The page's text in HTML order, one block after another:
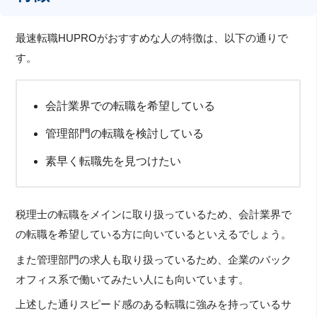
最速転職HUPROがおすすめな人の特徴は、以下の通りで
す。
会計業界での転職を希望している
管理部門の転職を検討している
素早く転職先を見つけたい
税理士の転職をメインに取り扱っているため、会計業界で
の転職を希望している方に向いているといえるでしょう。
また管理部門の求人も取り扱っているため、企業のバック
オフィス系で働いてみたい人にも向いています。
上述した通りスピード感のある転職に強みを持っているサ